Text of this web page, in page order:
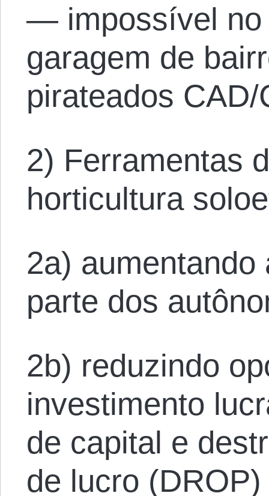
— impossível no
garagem de
pirateados CAD/
2) Ferramentas
horticultura
2a)
parte dos
2b) reduzindo
investimento
de capital e
de lucro (DROP)